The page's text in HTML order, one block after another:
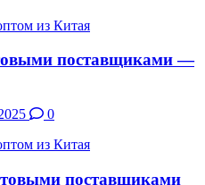
из Китая
поставщиками —
0
из Китая
поставщиками